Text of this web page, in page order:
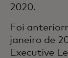
2020.
Foi
janeiro de
Executive